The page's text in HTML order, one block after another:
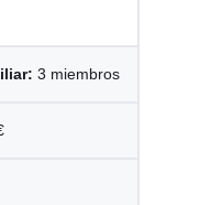
3 miembros